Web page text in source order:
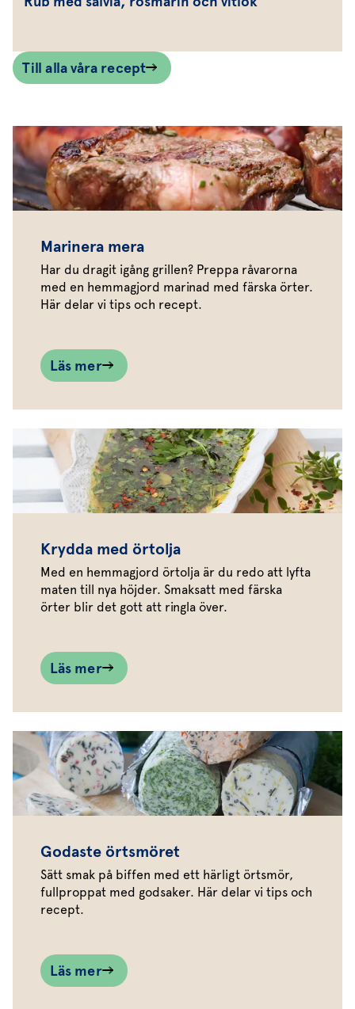
Till alla våra recept
Marinera mera
Har du dragit igång grillen? Preppa råvarorna
med en hemmagjord marinad med färska örter.
Här delar vi tips och recept.
Läs mer
Krydda med örtolja
Med en hemmagjord örtolja är du redo att lyfta
maten till nya höjder. Smaksatt med färska
örter blir det gott att ringla över.
Läs mer
Godaste örtsmöret
Sätt smak på biffen med ett härligt örtsmör,
fullproppat med godsaker. Här delar vi tips och
recept.
Läs mer